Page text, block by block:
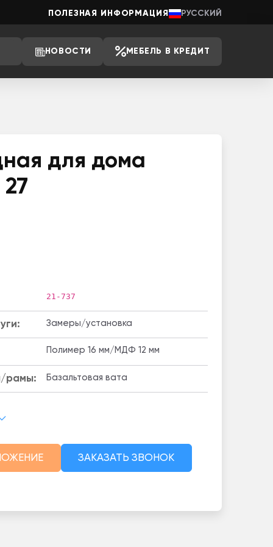
ПОЛЕЗНАЯ ИНФОРМАЦИЯ РУССКИЙ
НОВОСТИ МЕБЕЛЬ В КРЕДИТ
для дома
21-737
Замеры/установка
Полимер 16 мм/МДФ 12 мм
рамы: Базальтовая вата
ЗАКАЗАТЬ ЗВОНОК